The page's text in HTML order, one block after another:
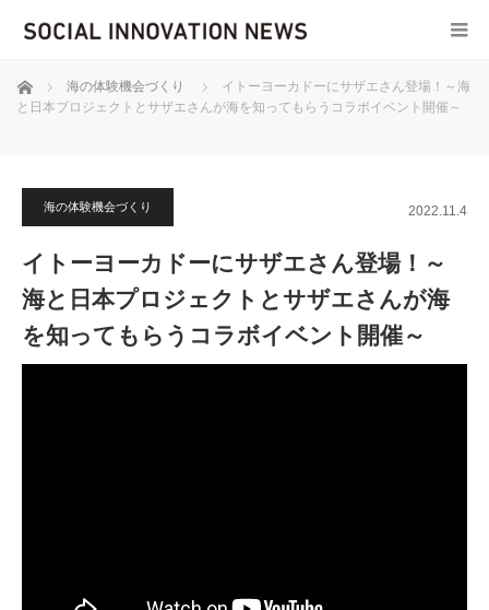
ホーム 海の体験機会づくり
イトーヨーカドーにサザエさん登場！～海
と日本プロジェクトとサザエさんが海を知ってもらうコラボイベント開催～
海の体験機会づくり 2022.11.4
イトーヨーカドーにサザエさん登場！～
海と日本プロジェクトとサザエさんが海
を知ってもらうコラボイベント開催～